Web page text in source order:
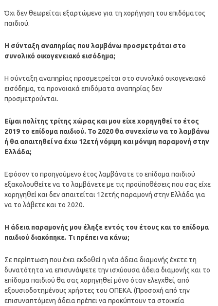
Όχι δεν θεωρείται εξαρτώμενο για τη χορήγηση του επιδόματος
παιδιού.
Η σύνταξη αναπηρίας που λαμβάνω προσμετράται στο
συνολικό οικογενειακό εισόδημα;
Η σύνταξη αναπηρίας προσμετρείται στο συνολικό οικογενειακό
εισόδημα, τα προνοιακά επιδόματα αναπηρίας δεν
προσμετρούνται.
Είμαι πολίτης τρίτης χώρας και μου είχε χορηγηθεί το έτος
2019 το επίδομα παιδιού. Το 2020 θα συνεχίσω να το λαμβάνω
ή θα απαιτηθεί να έχω 12ετή νόμιμη και μόνιμη παραμονή στην
Ελλάδα;
Εφόσον το προηγούμενο έτος λαμβάνατε το επίδομα παιδιού
εξακολουθείτε να το λαμβάνετε με τις προϋποθέσεις που σας είχε
χορηγηθεί και δεν απαιτείται 12ετής παραμονή στην Ελλάδα για
να το λάβετε και το 2020.
Η άδεια παραμονής μου έληξε εντός του έτους και το επίδομα
παιδιού διακόπηκε. Τι πρέπει να κάνω;
Σε περίπτωση που έχει εκδοθεί η νέα άδεια διαμονής έχετε τη
δυνατότητα να επισυνάψετε την ισχύουσα άδεια διαμονής και το
επίδομα παιδιού θα σας χορηγηθεί μόνο όταν ελεγχθεί, από
εξουσιοδοτημένους χρήστες του ΟΠΕΚΑ. (Προσοχή από την
επισυναπτόμενη άδεια πρέπει να προκύπτουν τα στοιχεία